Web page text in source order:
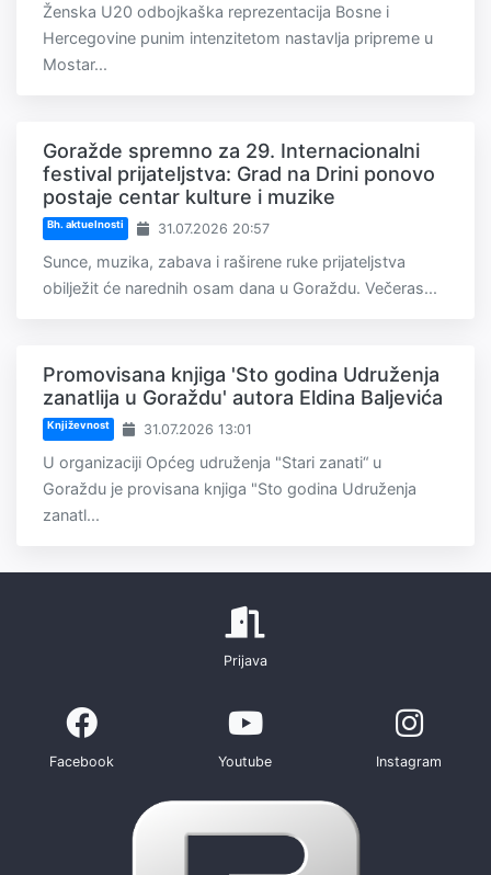
Ženska U20 odbojkaška reprezentacija Bosne i
Hercegovine punim intenzitetom nastavlja pripreme u
Mostar...
Goražde spremno za 29. Internacionalni
festival prijateljstva: Grad na Drini ponovo
postaje centar kulture i muzike
Bh. aktuelnosti 31.07.2026 20:57
Sunce, muzika, zabava i raširene ruke prijateljstva
obilježit će narednih osam dana u Goraždu. Večeras...
Promovisana knjiga 'Sto godina Udruženja
zanatlija u Goraždu' autora Eldina Baljevića
Književnost 31.07.2026 13:01
U organizaciji Općeg udruženja "Stari zanati“ u
Goraždu je provisana knjiga "Sto godina Udruženja
zanatl...
Prijava
Facebook Youtube Instagram